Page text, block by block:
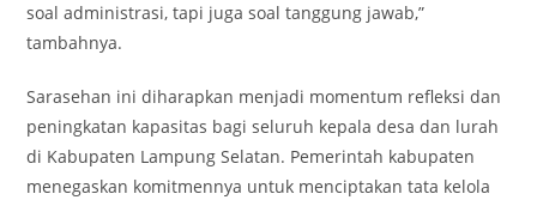
soal administrasi, tapi juga soal tanggung jawab,”
tambahnya.
Sarasehan ini diharapkan menjadi momentum refleksi dan
peningkatan kapasitas bagi seluruh kepala desa dan lurah
di Kabupaten Lampung Selatan. Pemerintah kabupaten
menegaskan komitmennya untuk menciptakan tata kelola